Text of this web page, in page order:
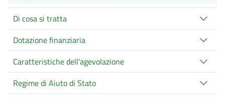
Di cosa si tratta
Dotazione finanziaria
Caratteristiche dell'agevolazione
Regime di Aiuto di Stato